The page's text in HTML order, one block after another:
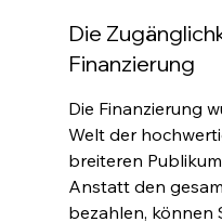
Die
Finanzierung
Die Finanzierung
Welt der
breiteren
Anstatt den
bezahlen, können